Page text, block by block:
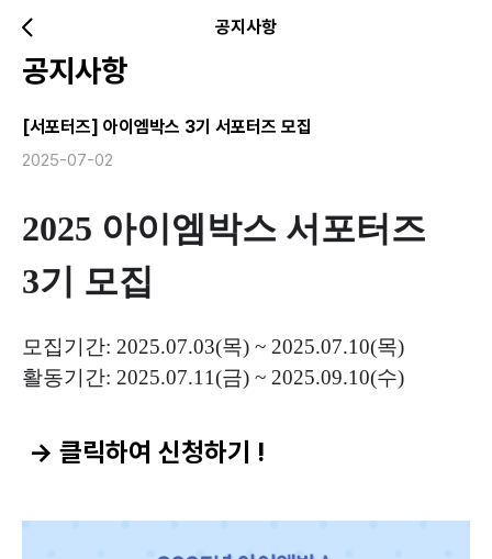
공지사항
공지사항
[서포터즈] 아이엠박스 3기 서포터즈 모집
2025-07-02
2025 아이엠박스 서포터즈
3기 모집
모집기간: 2025.07.03(목) ~ 2025.07.10(목)
활동기간: 2025.07.11(금) ~ 2025.09.10(수)
→ 클릭하여 신청하기 !